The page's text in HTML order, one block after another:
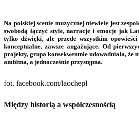
Na polskiej scenie muzycznej niewiele jest
swobodą łączyć style, narracje i emocje jak
tylko dźwięki, ale przede wszystkim
konceptualne, zawsze angażujące. Od
projekty, grupa konsekwentnie udowadniała, że
ambitna, a jednocześnie przystępna.
fot. facebook.com/laochepl
Między historią a współczesnością